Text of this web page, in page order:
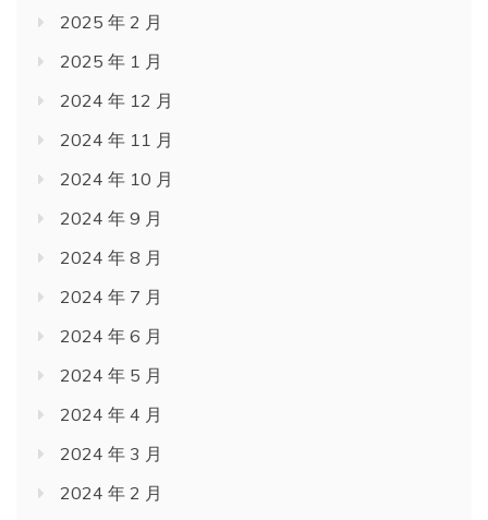
2025 年 2 月
2025 年 1 月
2024 年 12 月
2024 年 11 月
2024 年 10 月
2024 年 9 月
2024 年 8 月
2024 年 7 月
2024 年 6 月
2024 年 5 月
2024 年 4 月
2024 年 3 月
2024 年 2 月